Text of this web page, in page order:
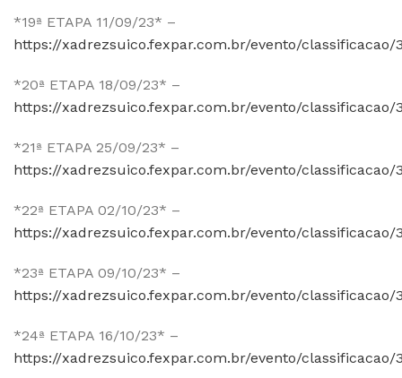
*19ª ETAPA 11/09/23* –
https://xadrezsuico.fexpar.com.br/evento/classificacao/
*20ª ETAPA 18/09/23* –
https://xadrezsuico.fexpar.com.br/evento/classificacao/
*21ª ETAPA 25/09/23* –
https://xadrezsuico.fexpar.com.br/evento/classificacao/
*22ª ETAPA 02/10/23* –
https://xadrezsuico.fexpar.com.br/evento/classificacao/
*23ª ETAPA 09/10/23* –
https://xadrezsuico.fexpar.com.br/evento/classificacao/
*24ª ETAPA 16/10/23* –
https://xadrezsuico.fexpar.com.br/evento/classificacao/